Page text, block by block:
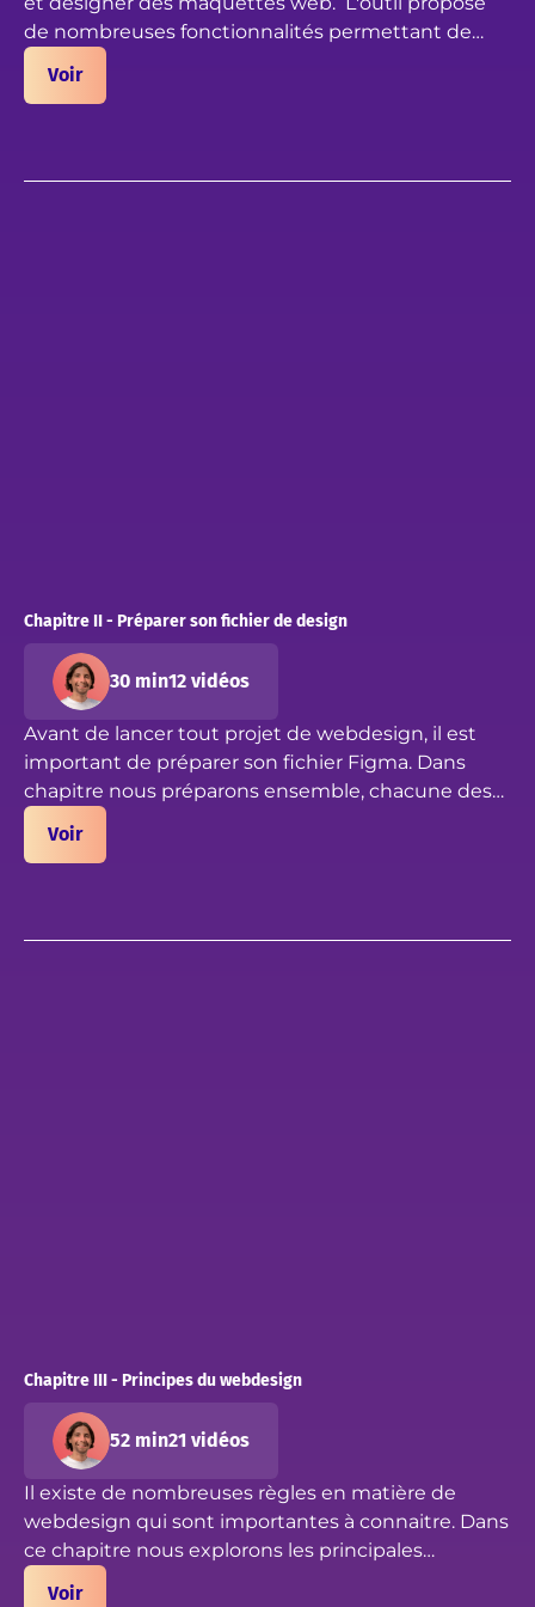
de nombreuses fonctionnalités permettant de
gérer des éléments vectoriels, matriciels, de créer
des wireframe, des maquettes UI, des prototypes
Dans ce chapitre nous faisons un tour à 360° des
utilisations de Figma et de son interface :
Exemples d'utilisation de Figma
Voir
Chapitre II - Préparer son fichier de design
30 min12 vidéos
Avant de lancer tout projet de webdesign, il est
important de préparer son fichier Figma. Dans
chapitre nous préparons ensemble, chacune des
pages qui vous seront indispensables pour la suite
du projet.
Voir
Chapitre III - Principes du webdesign
52 min21 vidéos
Il existe de nombreuses règles en matière de
webdesign qui sont importantes à connaitre. Dans
ce chapitre nous explorons les principales
tendances, habitudes consommateurs, idées
Voir